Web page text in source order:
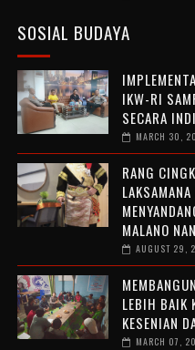
SOSIAL BUDAYA
IKW-RI
SECARA
MARCH 30,
RANG
MALANO
AUGUST 29,
LEBIH BAIK
KESENIAN
MARCH 07,